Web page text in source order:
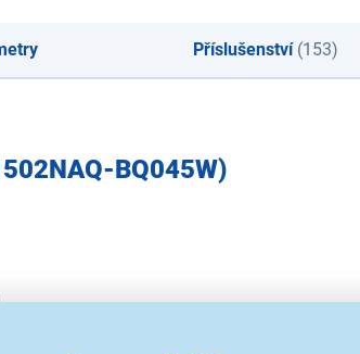
Příslušenství(153)
BQ045W)